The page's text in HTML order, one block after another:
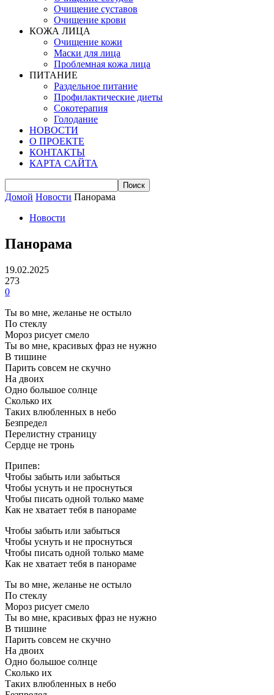
Очищение суставов
Очищение крови
КОЖА ЛИЦА
Очищение кожи
Маски для лица
Проблемная кожа лица
ПИТАНИЕ
Раздельное питание
Профилактические диеты
Сокотерапия
Голодание
НОВОСТИ
О ПРОЕКТЕ
КОНТАКТЫ
КАРТА САЙТА
Домой Новости Панорама
Новости
Панорама
19.02.2025
273
0
Ты во мне, желанье не остыло
По стеклу
Мороз рисует смело
Ты во мне, красивых фраз не нужно
В тишине
Парить совсем не скучно
На двоих
Одно большое солнце
Сколько их
Таких влюбленных в небо
Безпредел
Перелистну страницу
Сердце не тронь
Припев:
Чтобы забыть или забыться
Чтобы уснуть и не проснуться
Чтобы писать одной только маме
Как не хватает тебя в панораме
Чтобы забыть или забыться
Чтобы уснуть и не проснуться
Чтобы писать одной только маме
Как не хватает тебя в панораме
Ты во мне, желанье не остыло
По стеклу
Мороз рисует смело
Ты во мне, красивых фраз не нужно
В тишине
Парить совсем не скучно
На двоих
Одно большое солнце
Сколько их
Таких влюбленных в небо